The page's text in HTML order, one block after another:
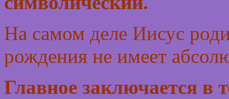
На самом деле Иисус
рождения не имеет
Главное заключается в